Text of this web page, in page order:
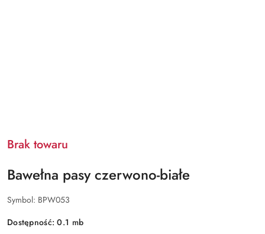
Brak towaru
Bawełna pasy czerwono-białe
Symbol: BPW053
Dostępność:0.1 mb